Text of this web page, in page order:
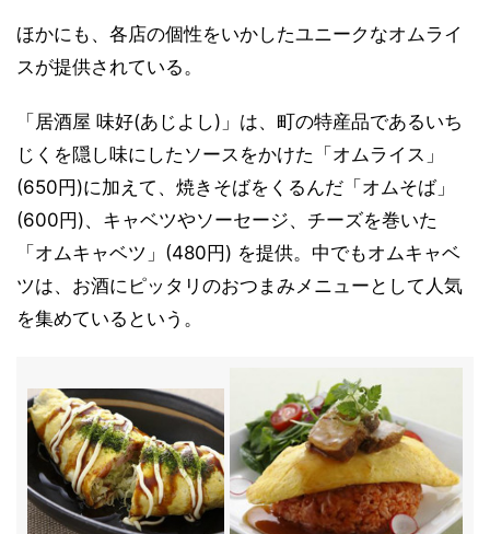
ほかにも、各店の個性をいかしたユニークなオムライ
スが提供されている。
「居酒屋 味好(あじよし)」は、町の特産品であるいち
じくを隠し味にしたソースをかけた「オムライス」
(650円)に加えて、焼きそばをくるんだ「オムそば」
(600円)、キャベツやソーセージ、チーズを巻いた
「オムキャベツ」(480円) を提供。中でもオムキャベ
ツは、お酒にピッタリのおつまみメニューとして人気
を集めているという。